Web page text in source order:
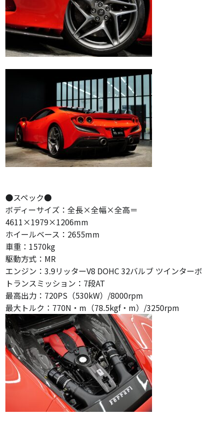
●スペック●
ボディーサイズ：全長×全幅×全高＝
4611×1979×1206mm
ホイールベース：2655mm
車重：1570kg
駆動方式：MR
エンジン：3.9リッターV8 DOHC 32バルブ ツインターボ
トランスミッション：7段AT
最高出力：720PS（530kW）/8000rpm
最大トルク：770N・m（78.5kgf・m）/3250rpm